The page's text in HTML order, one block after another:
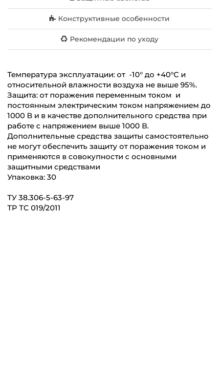
Конструктивные особенности
Рекомендации по уходу
Температура эксплуатации: от -10° до +40°С и
относительной влажности воздуха не выше 95%.
Защита: от поражения переменным током и
постоянным электрическим током напряжением до
1000 В и в качестве дополнительного средства при
работе с напряжением выше 1000 В.
Дополнительные средства защиты самостоятельно
не могут обеспечить защиту от поражения током и
применяются в совокупности с основными
защитными средствами
Упаковка: 30
ТУ 38.306-5-63-97
ТР ТС 019/2011